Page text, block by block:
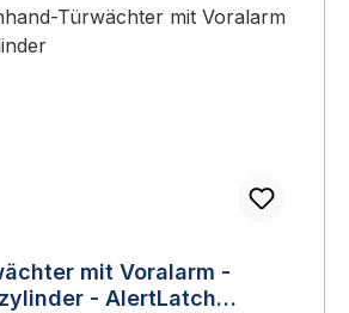
mit Voralarm -
- AlertLatch